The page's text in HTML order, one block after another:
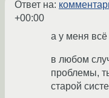
Ответ на:
+00:00
а у меня всё
в любом
проблемы,
старой